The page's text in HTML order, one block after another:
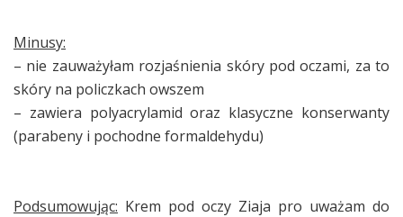
Minusy:
– nie zauważyłam rozjaśnienia skóry pod oczami, za to
skóry na policzkach owszem
– zawiera polyacrylamid oraz klasyczne konserwanty
(parabeny i pochodne formaldehydu)
Podsumowując: Krem pod oczy Ziaja pro uważam do